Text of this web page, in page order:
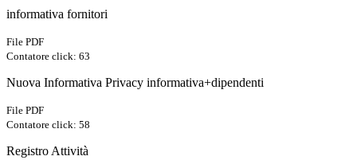
informativa fornitori
File PDF
Contatore click: 63
Nuova Informativa Privacy informativa+dipendenti
File PDF
Contatore click: 58
Registro Attività